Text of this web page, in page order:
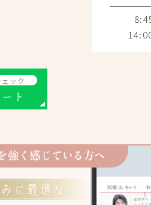
ック
ート